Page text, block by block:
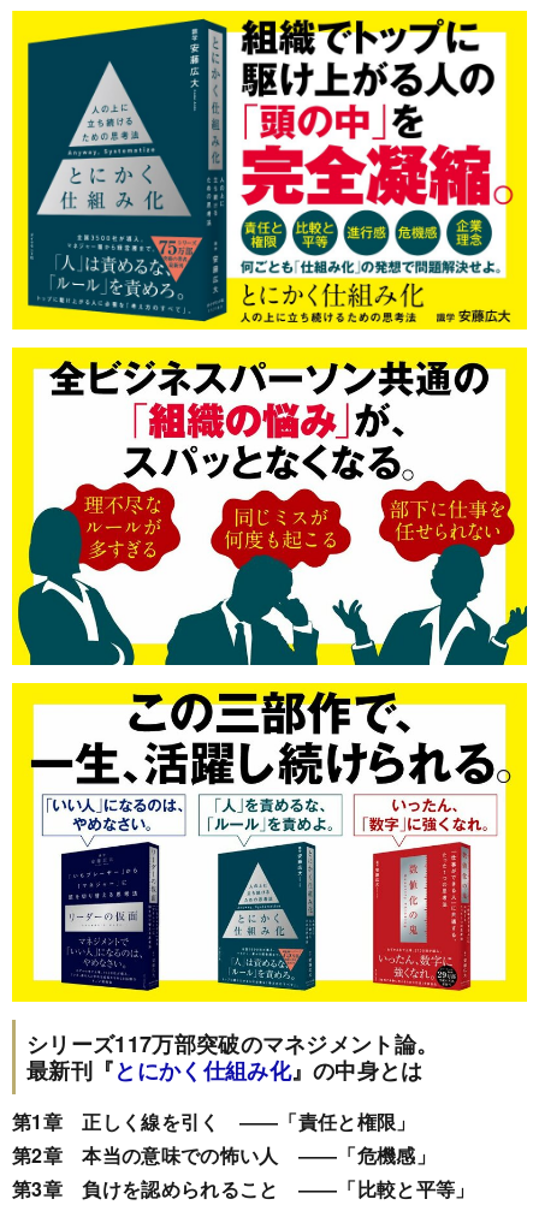
シリーズ117万部突破のマネジメント論。
最新刊『とにかく仕組み化』の中身とは
第1章 正しく線を引く ――「責任と権限」
第2章 本当の意味での怖い人 ――「危機感」
第3章 負けを認められること ――「比較と平等」